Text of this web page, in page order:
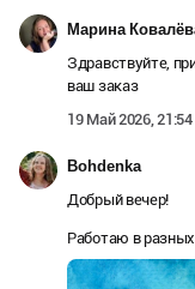
Марина
Здравствуйте,
ваш заказ
19 Май 2026, 21:54
Bohdenka
Добрый вечер!
Работаю в